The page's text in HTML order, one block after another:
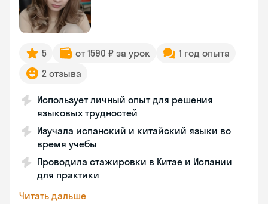
5 от 1590 ₽ за урок
1 год опыта
2 отзыва
Использует личный опыт для решения
языковых трудностей
Изучала испанский и китайский языки во
время учебы
Проводила стажировки в Китае и Испании
для практики
Читать дальше